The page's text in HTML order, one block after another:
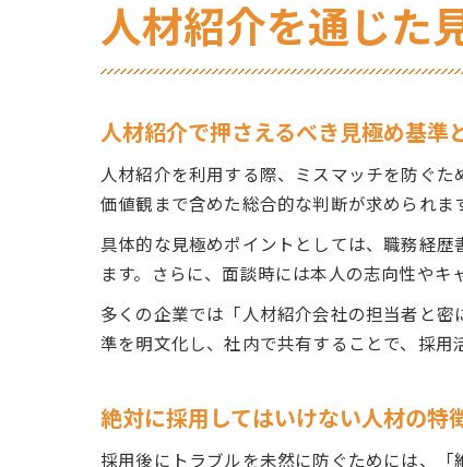
人材紹介を通じた
人材紹介で押さえるべき見極め基準
人材紹介を利用する際、ミスマッチを防ぐ
価値観まで含めた総合的な判断が求められま
具体的な見極めポイントとしては、職務経
ます。さらに、面談時には本人の志向性や
多くの企業では「人材紹介会社の担当者と
準を明文化し、社内で共有することで、採用
絶対に採用してはいけない人材の特
採用後にトラブルを未然に防ぐためには、